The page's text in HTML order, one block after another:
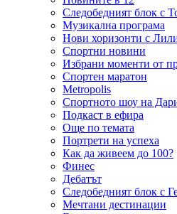
Следобедният блок с
Музикална програма
Нови хоризонти с
Спортни новини
Избрани моменти от
Спортен маратон
Metropolis
Спортното шоу на
Подкаст в ефира
Още по темата
Портрети на успеха
Как да живеем до 100?
Финес
Дебатът
Следобедният блок с
Мечтани дестинации